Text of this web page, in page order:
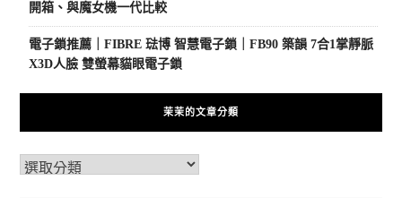
開箱、與魔女機一代比較
電子鎖推薦｜FIBRE 琺博 智慧電子鎖｜FB90 築韻 7合1掌靜脈
X3D人臉 雙螢幕貓眼電子鎖
茉茉的文章分類